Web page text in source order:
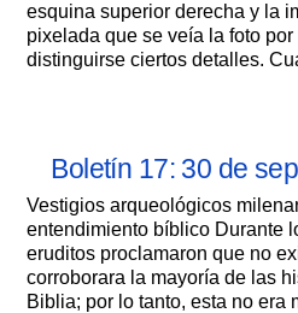
esquina superior derecha y la
pixelada que se veía la foto
distinguirse ciertos detalles.
Boletín 17: 30 de
Vestigios arqueológicos
entendimiento bíblico Durante
eruditos proclamaron que no
corroborara la mayoría de las
Biblia; por lo tanto, esta no era